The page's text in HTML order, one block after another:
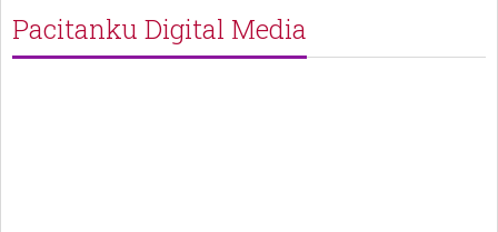
Pacitanku Digital Media